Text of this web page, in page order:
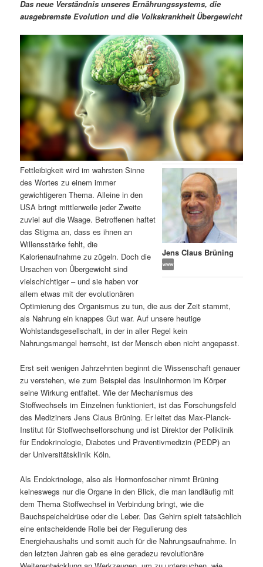
r
n
I
n
a
l
t
s
p
r
n
g
e
n
d
r
e
n
n
h
a
l
t
s
r
i
n
g
e
n
n
a
i
g
i
o
n
Das neue Verständnis unseres Ernährungssystems, die
ausgebremste Evolution und die Volkskrankheit Übergewicht
Jens Claus Brüning
Fettleibigkeit wird im wahrsten Sinne
des Wortes zu einem immer
gewichtigeren Thema. Alleine in den
USA bringt mittlerweile jeder Zweite
zuviel auf die Waage. Betroffenen haftet
das Stigma an, dass es ihnen an
Willensstärke fehlt, die
Kalorienaufnahme zu zügeln. Doch die
Ursachen von Übergewicht sind
vielschichtiger – und sie haben vor
allem etwas mit der evolutionären
Optimierung des Organismus zu tun, die aus der Zeit stammt,
als Nahrung ein knappes Gut war. Auf unsere heutige
Wohlstandsgesellschaft, in der in aller Regel kein
Nahrungsmangel herrscht, ist der Mensch eben nicht angepasst.
Erst seit wenigen Jahrzehnten beginnt die Wissenschaft genauer
zu verstehen, wie zum Beispiel das Insulinhormon im Körper
seine Wirkung entfaltet. Wie der Mechanismus des
Stoffwechsels im Einzelnen funktioniert, ist das Forschungsfeld
des Mediziners Jens Claus Brüning. Er leitet das Max-Planck-
Institut für Stoffwechselforschung und ist Direktor der Poliklinik
für Endokrinologie, Diabetes und Präventivmedizin (PEDP) an
der Universitätsklinik Köln.
Als Endokrinologe, also als Hormonfoscher nimmt Brüning
keineswegs nur die Organe in den Blick, die man landläufig mit
dem Thema Stoffwechsel in Verbindung bringt, wie die
Bauchspeicheldrüse oder die Leber. Das Gehirn spielt tatsächlich
eine entscheidende Rolle bei der Regulierung des
Energiehaushalts und somit auch für die Nahrungsaufnahme. In
den letzten Jahren gab es eine geradezu revolutionäre